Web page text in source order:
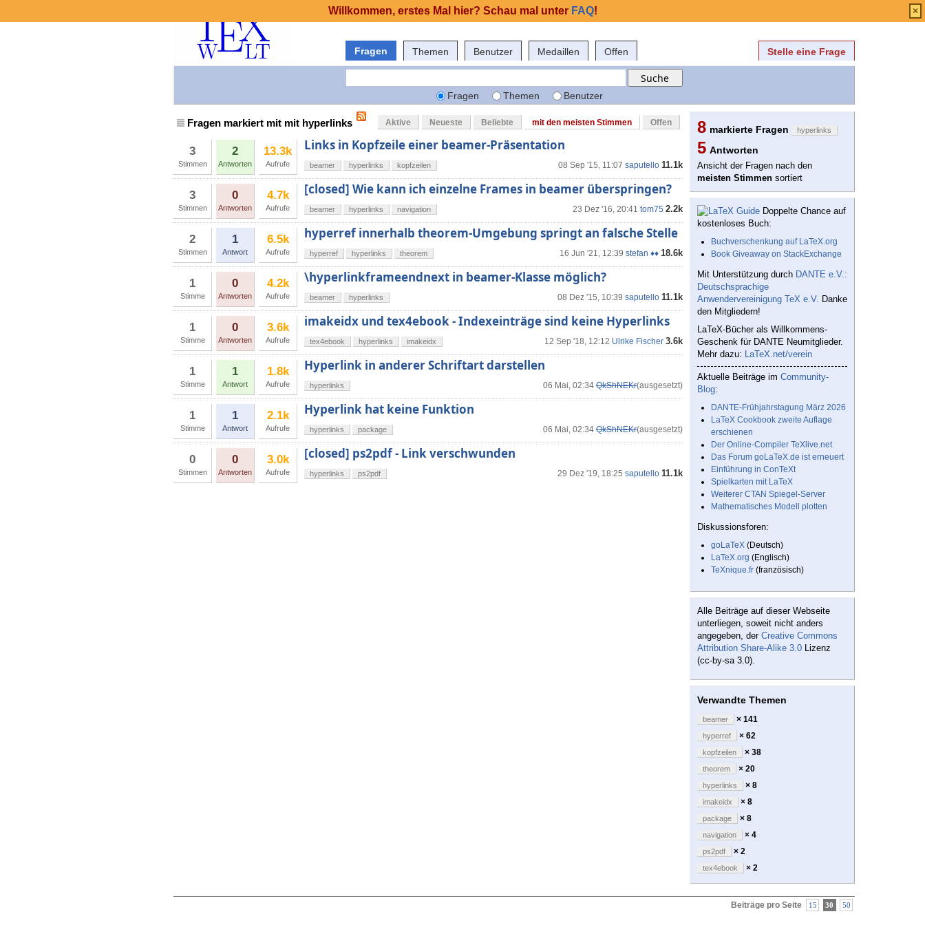
Fragen Themen Benutzer Medaillen Offen Stelle eine Frage
Fragen Themen Benutzer
Fragen markiert mit mit hyperlinks Aktive Neueste Beliebte mit den meisten Stimmen Offen
3
Stimmen
2
Antworten
13.3k
Aufrufe
Links in Kopfzeile einer beamer-Präsentation
08 Sep '15, 11:07 saputello 11.1k
beamer hyperlinks kopfzeilen
3
Stimmen
0
Antworten
4.7k
Aufrufe
[closed] Wie kann ich einzelne Frames in beamer überspringen?
23 Dez '16, 20:41 tom75 2.2k
beamer hyperlinks navigation
2
Stimmen
1
Antwort
6.5k
Aufrufe
hyperref innerhalb theorem-Umgebung springt an falsche Stelle
16 Jun '21, 12:39 stefan ♦♦ 18.6k
hyperref hyperlinks theorem
1
Stimme
0
Antworten
4.2k
Aufrufe
\hyperlinkframeendnext in beamer-Klasse möglich?
08 Dez '15, 10:39 saputello 11.1k
beamer hyperlinks
1
Stimme
0
Antworten
3.6k
Aufrufe
imakeidx und tex4ebook - Indexeinträge sind keine Hyperlinks
12 Sep '18, 12:12 Ulrike Fischer 3.6k
tex4ebook hyperlinks imakeidx
1
Stimme
1
Antwort
1.8k
Aufrufe
Hyperlink in anderer Schriftart darstellen
06 Mai, 02:34 QkShNEKr(ausgesetzt)
hyperlinks
1
Stimme
1
Antwort
2.1k
Aufrufe
Hyperlink hat keine Funktion
06 Mai, 02:34 QkShNEKr(ausgesetzt)
hyperlinks package
0
Stimmen
0
Antworten
3.0k
Aufrufe
[closed] ps2pdf - Link verschwunden
29 Dez '19, 18:25 saputello 11.1k
hyperlinks ps2pdf
8 markierte Fragen hyperlinks
5 Antworten
Ansicht der Fragen nach den
meisten Stimmen sortiert
Doppelte Chance auf
kostenloses Buch:
Buchverschenkung auf LaTeX.org
Book Giveaway on StackExchange
Mit Unterstützung durch DANTE e.V.:
Deutschsprachige
Anwendervereinigung TeX e.V. Danke
den Mitgliedern!
LaTeX-Bücher als Willkommens-
Geschenk für DANTE Neumitglieder.
Mehr dazu: LaTeX.net/verein
Aktuelle Beiträge im Community-
Blog:
DANTE-Frühjahrstagung März 2026
LaTeX Cookbook zweite Auflage
erschienen
Der Online-Compiler TeXlive.net
Das Forum goLaTeX.de ist erneuert
Einführung in ConTeXt
Spielkarten mit LaTeX
Weiterer CTAN Spiegel-Server
Mathematisches Modell plotten
Diskussionsforen:
goLaTeX (Deutsch)
LaTeX.org (Englisch)
TeXnique.fr (französisch)
Alle Beiträge auf dieser Webseite
unterliegen, soweit nicht anders
angegeben, der Creative Commons
Attribution Share-Alike 3.0 Lizenz
(cc-by-sa 3.0).
Verwandte Themen
beamer × 141
hyperref × 62
kopfzeilen × 38
theorem × 20
hyperlinks × 8
imakeidx × 8
package × 8
navigation × 4
ps2pdf × 2
tex4ebook × 2
Beiträge pro Seite 15 30 50
Willkommen, erstes Mal hier? Schau mal unter FAQ! ×